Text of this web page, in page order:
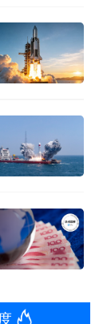
工火箭技
体运载火
度高、
点。火箭
级的低轨
的集成测
在陆续完